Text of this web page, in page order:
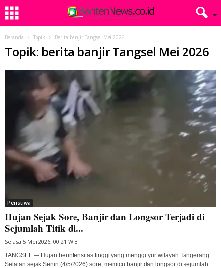
Beranda Topik Berita banjir Tangsel Mei 2026
Topik: berita banjir Tangsel Mei 2026
Peristiwa
Hujan Sejak Sore, Banjir dan Longsor Terjadi di
Sejumlah Titik di...
Selasa 5 Mei 2026, 00:21 WIB
TANGSEL — Hujan berintensitas tinggi yang mengguyur wilayah Tangerang
Selatan sejak Senin (4/5/2026) sore, memicu banjir dan longsor di sejumlah